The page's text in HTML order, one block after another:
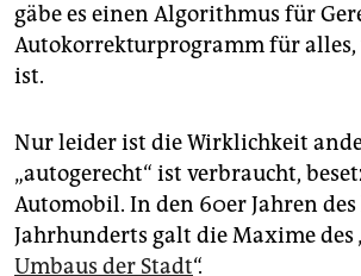
gäbe es einen Algorithmus für
Autokorrekturprogramm für alles,
ist.
Nur leider ist die Wirklichkeit
„autogerecht“ ist verbraucht,
Automobil. In den 60er Jahren
Jahrhunderts galt die Maxime des
Umbaus der Stadt“.